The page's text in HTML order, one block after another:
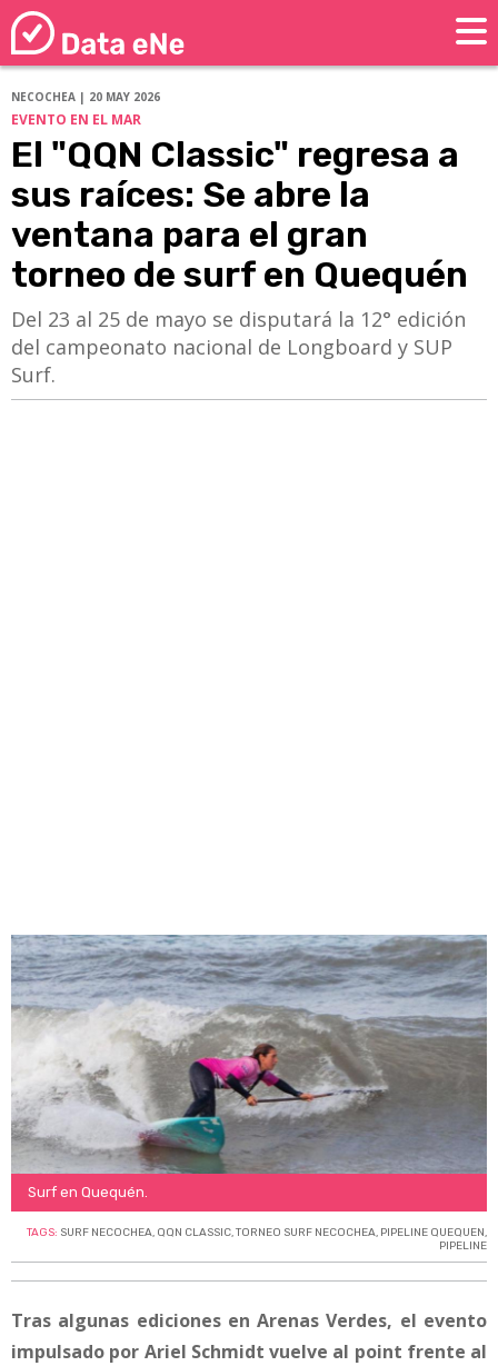
NECOCHEA | 20 MAY 2026
EVENTO EN EL MAR
El "QQN Classic" regresa a
sus raíces: Se abre la
ventana para el gran
torneo de surf en Quequén
​​​​​​​Del 23 al 25 de mayo se disputará la 12° edición
del campeonato nacional de Longboard y SUP
Surf.
Surf en Quequén.
TAGS: SURF NECOCHEA, QQN CLASSIC,TORNEO SURF NECOCHEA, PIPELINE QUEQUEN,
PIPELINE
Tras algunas ediciones en Arenas Verdes, el evento
impulsado por Ariel Schmidt vuelve al point frente al